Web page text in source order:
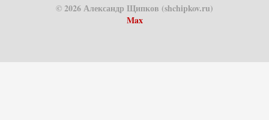
© 2026 Александр Щипков (shchipkov.ru)
Max